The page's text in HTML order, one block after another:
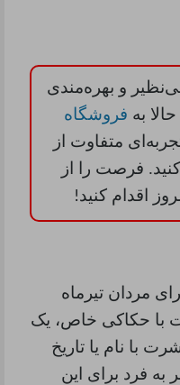
و بهره‌مندی
به فروشگاه
متفاوت از
فرصت را از
اقدام کنید!
مردان تیرماه
با حکاکی خاص، یک
با نام یا تاریخ
فرد برای این